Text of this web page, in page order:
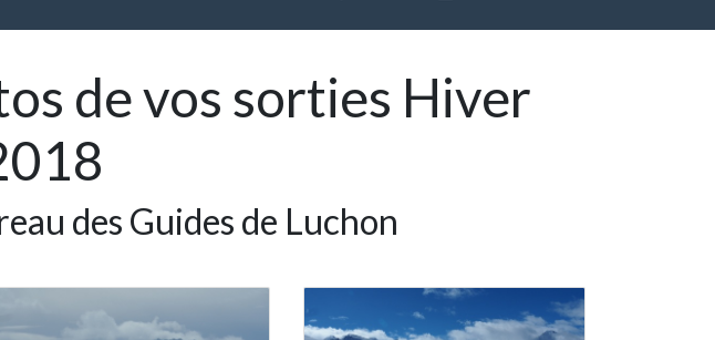
de vos sorties Hiver
des Guides de Luchon